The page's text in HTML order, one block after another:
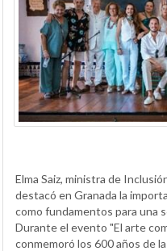
Elma Saiz, ministra de
destacó en Granada la
como fundamentos para una
Durante el evento "El arte
conmemoró los 600 años de